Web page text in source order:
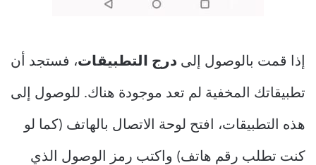
إذا قمت بالوصول إلى درج التطبيقات، فستجد أن
تطبيقاتك المخفية لم تعد موجودة هناك. للوصول إلى
هذه التطبيقات، افتح لوحة الاتصال بالهاتف (كما لو
كنت تطلب رقم هاتف) واكتب رمز الوصول الذي